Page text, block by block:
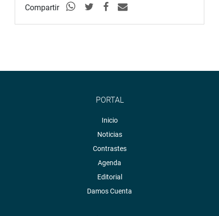
Compartir
PORTAL
Inicio
Noticias
Contrastes
Agenda
Editorial
Damos Cuenta